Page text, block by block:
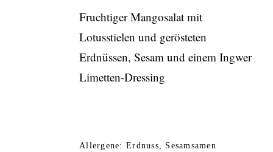
Fruchtiger Mangosalat mit
Lotusstielen und gerösteten
Erdnüssen, Sesam und einem Ingwer
Limetten-Dressing
Allergene: Erdnuss, Sesamsamen